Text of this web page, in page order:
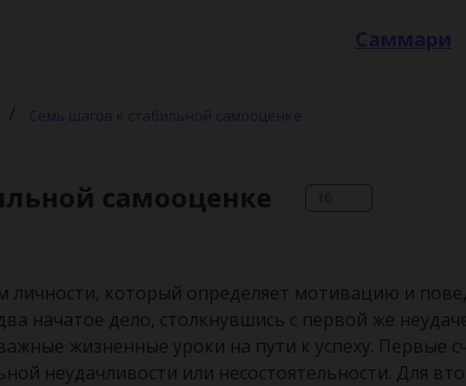
самооценке 16
личности, который определяет мотивацию и
начатое дело, столкнувшись с первой же
жизненные уроки на пути к успеху. Первые
неудачливости или несостоятельности. Для